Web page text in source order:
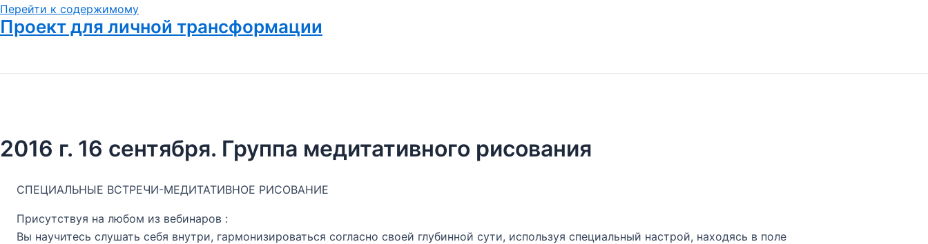
Перейти к содержимому
Проект для личной трансформации
2016 г. 16 сентября. Группа медитативного рисования
СПЕЦИАЛЬНЫЕ ВСТРЕЧИ-МЕДИТАТИВНОЕ РИСОВАНИЕ
Присутствуя на любом из вебинаров :
Вы научитесь слушать себя внутри, гармонизироваться согласно своей глубинной сути, используя специальный настрой, находясь в поле